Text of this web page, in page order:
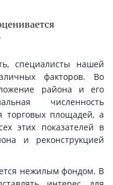
специалисты нашей
факторов. Во
района и его
численность
торговых площадей, а
этих показателей в
и реконструкцией
нежилым фондом. В